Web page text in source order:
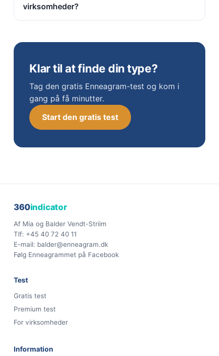
virksomheder?
Klar til at finde din type?
Tag den gratis Enneagram-test og kom i
gang på få minutter.
Start den gratis test
360indicator
Af Mia og Balder Vendt-Striim
Tlf: +45 40 72 40 11
E-mail: balder@enneagram.dk
Følg Enneagrammet på Facebook
Test
Gratis test
Premium test
For virksomheder
Information